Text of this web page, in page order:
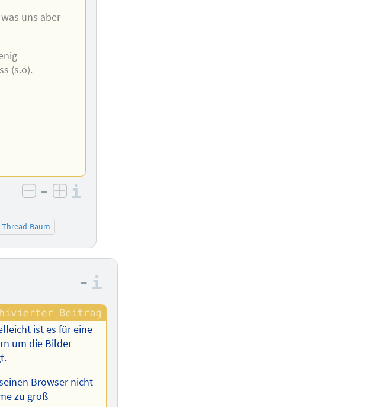
uns aber
(s.o).
negativ bewerten
– positiv bewerten
Baum
–
ist es für eine
um die Bilder
Browser nicht
zu groß